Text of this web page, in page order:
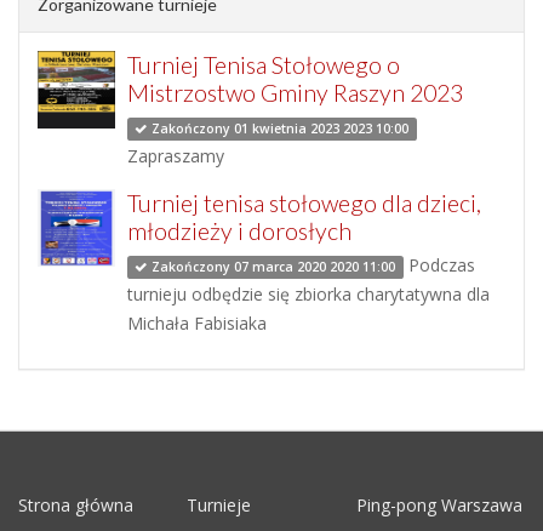
Zorganizowane turnieje
Turniej Tenisa Stołowego o
Mistrzostwo Gminy Raszyn 2023
Zakończony 01 kwietnia 2023 2023 10:00
Zapraszamy
Turniej tenisa stołowego dla dzieci,
młodzieży i dorosłych
Zakończony 07 marca 2020 2020 11:00 Podczas
turnieju odbędzie się zbiorka charytatywna dla
Michała Fabisiaka
Strona główna Turnieje
Ping-pong Warszawa